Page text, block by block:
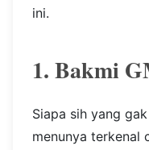
ini.
1. Bakmi
Siapa sih yang
menunya terkenal